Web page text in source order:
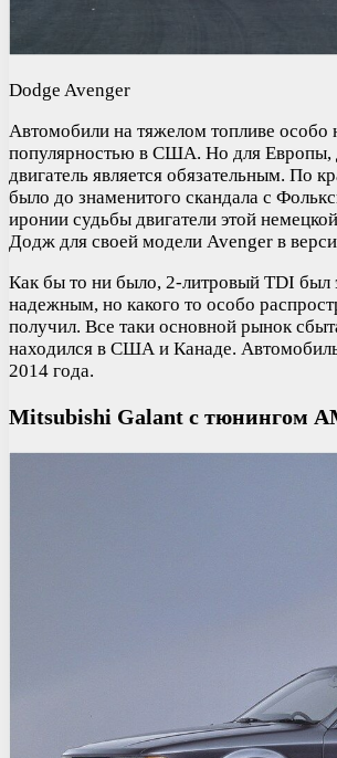
Dodge Avenger
Автомобили на тяжелом топливе особо
популярностью в США. Но для Европы,
двигатель является обязательным. По
было до знаменитого скандала с
иронии судьбы двигатели этой
Додж для своей модели Avenger в
Как бы то ни было, 2-литровый TDI
надежным, но какого то особо
получил. Все таки основной рынок
находился в США и Канаде.
2014 года.
Mitsubishi Galant с тюнингом